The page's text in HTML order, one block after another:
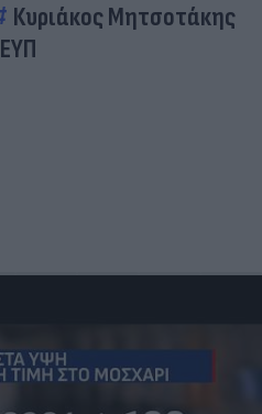
Κυριάκος Μητσοτάκης
ΕΥΠ